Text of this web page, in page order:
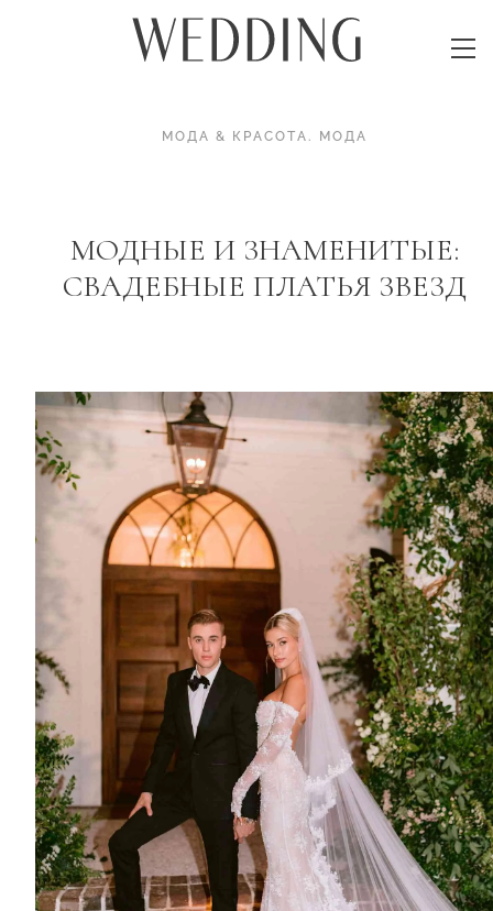
МОДА & КРАСОТА. МОДА
МОДНЫЕ И ЗНАМЕНИТЫЕ:
СВАДЕБНЫЕ ПЛАТЬЯ ЗВЕЗД